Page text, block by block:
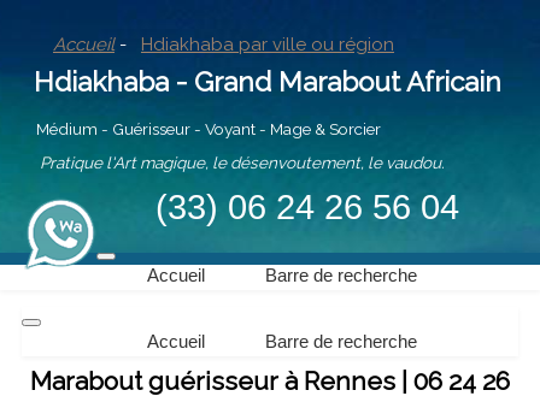
Accueil - Hdiakhaba par ville ou région
Hdiakhaba - Grand Marabout Africain
Médium - Guérisseur - Voyant - Mage & Sorcier
Pratique l'Art magique, le désenvoutement, le vaudou.
(33) 06 24 26 56 04
Accueil Barre de recherche
Accueil Barre de recherche
Marabout guérisseur à Rennes | 06 24 26